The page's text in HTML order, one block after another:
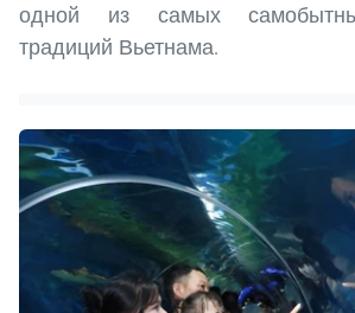
одной из самых
традиций Вьетнама.